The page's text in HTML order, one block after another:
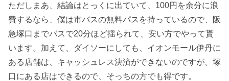
ただしまあ、結論はとっくに出ていて、100円を余分に浪
費するなら、僕は市バスの無料パスを持っているので、阪
急塚口までバスで20分ほど揺られて、安い方でやって貰
います。加えて、ダイソーにしても、イオンモール伊丹に
ある店舗は、キャッシュレス決済ができないのですが、塚
口にある店はできるので、そっちの方でも得です。